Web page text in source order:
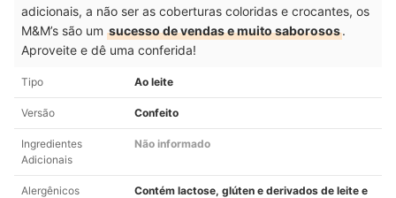
adicionais, a não ser as coberturas coloridas e crocantes, os
M&M’s são um sucesso de vendas e muito saborosos.
Aproveite e dê uma conferida!
Tipo Ao leite
Versão Confeito
Ingredientes
Adicionais
Não informado
Alergênicos
Contém lactose, glúten e derivados de leite e